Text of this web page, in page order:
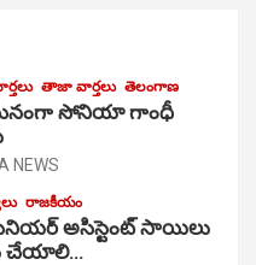
తాజా వార్తలు తెలంగాణ
ఘ‌నంగా సోనియా గాంధీ
NEWS
రాజకీయం
సీనియర్ అసిస్టెంట్ సాయిలు
చేయాలి…